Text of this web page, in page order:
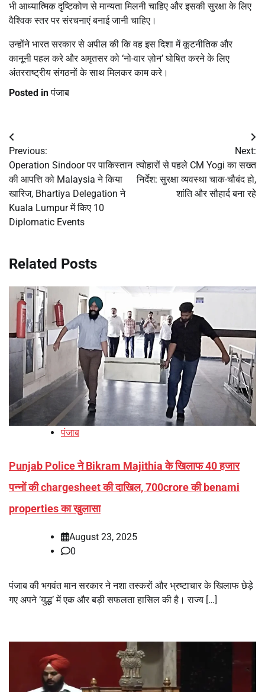
भी आध्यात्मिक दृष्टिकोण से मान्यता मिलनी चाहिए और इसकी सुरक्षा के लिए
वैश्विक स्तर पर संरचनाएं बनाई जानी चाहिए।
उन्होंने भारत सरकार से अपील की कि वह इस दिशा में कूटनीतिक और
कानूनी पहल करे और अमृतसर को ‘नो-वार ज़ोन’ घोषित करने के लिए
अंतरराष्ट्रीय संगठनों के साथ मिलकर काम करे।
Posted inपंजाब
Post
navigation
Previous:
Operation Sindoor पर पाकिस्तान
की आपत्ति को Malaysia ने किया
खारिज, Bhartiya Delegation ने
Kuala Lumpur में किए 10
Diplomatic Events
Next:
त्योहारों से पहले CM Yogi का सख्त
निर्देश: सुरक्षा व्यवस्था चाक-चौबंद हो,
शांति और सौहार्द बना रहे
Related Posts
पंजाब
Punjab Police ने Bikram Majithia के खिलाफ 40 हजार
पन्नों की chargesheet की दाखिल, 700crore की benami
properties का खुलासा
August 23, 2025
0
पंजाब की भगवंत मान सरकार ने नशा तस्करों और भ्रष्टाचार के खिलाफ छेड़े
गए अपने ‘युद्ध’ में एक और बड़ी सफलता हासिल की है। राज्य […]